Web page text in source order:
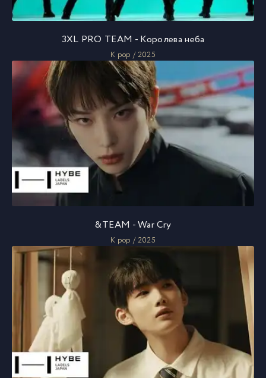
3XL PRO TEAM - Королева неба
K pop / 2025
&TEAM - War Cry
K pop / 2025